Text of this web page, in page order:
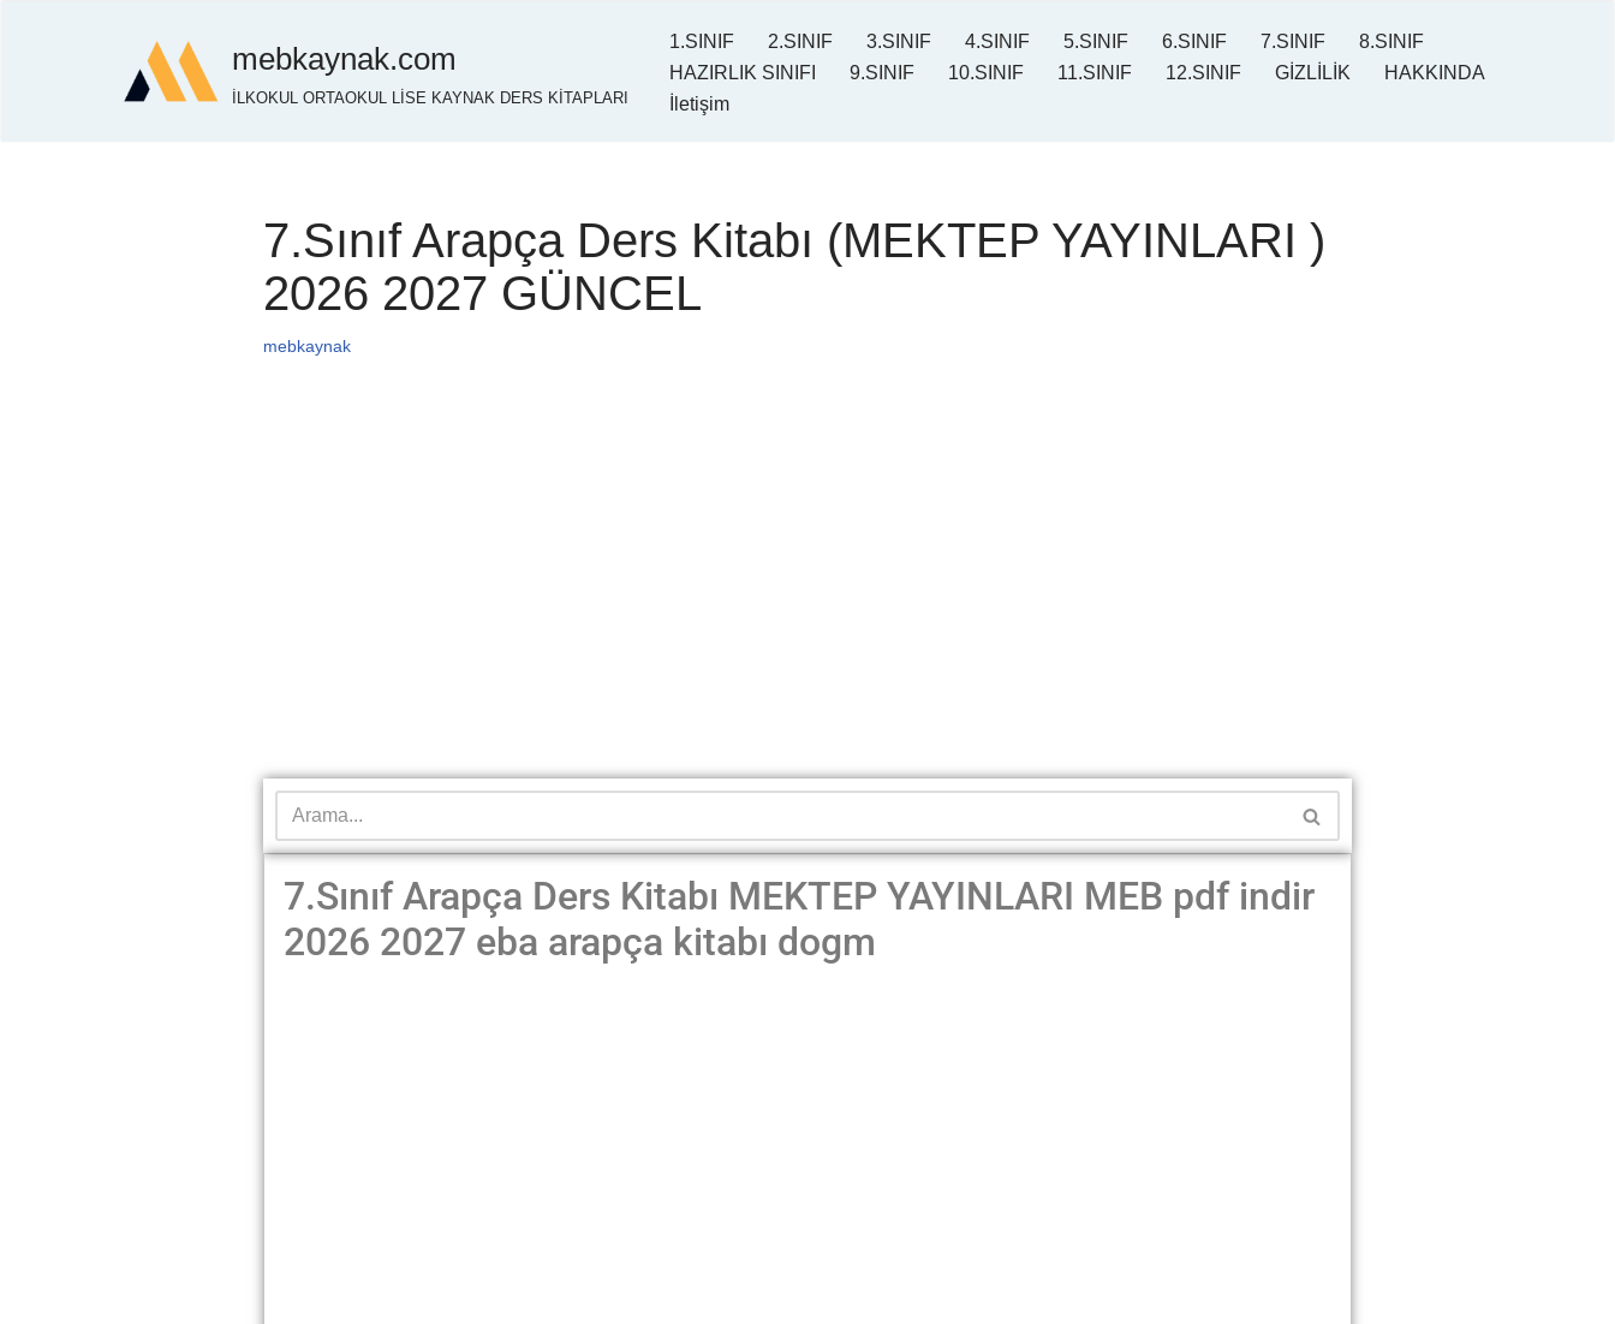
mebkaynak.com
İLKOKUL ORTAOKUL LİSE KAYNAK DERS KİTAPLARI
1.SINIF 2.SINIF 3.SINIF 4.SINIF 5.SINIF 6.SINIF 7.SINIF
8.SINIF
HAZIRLIK SINIFI
9.SINIF 10.SINIF 11.SINIF 12.SINIF GİZLİLİK
HAKKINDA
İletişim
7.Sınıf Arapça Ders Kitabı (MEKTEP YAYINLARI )
2026 2027 GÜNCEL
mebkaynak
7.Sınıf Arapça Ders Kitabı MEKTEP YAYINLARI MEB pdf indir
2026 2027 eba arapça kitabı dogm